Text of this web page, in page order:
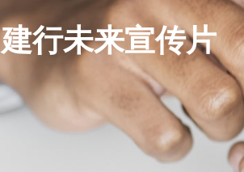
建行未来宣传片